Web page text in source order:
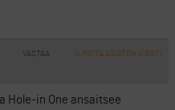
VASTAA ILMOITA ASIATON VIESTI
Hole-in One ansaitsee